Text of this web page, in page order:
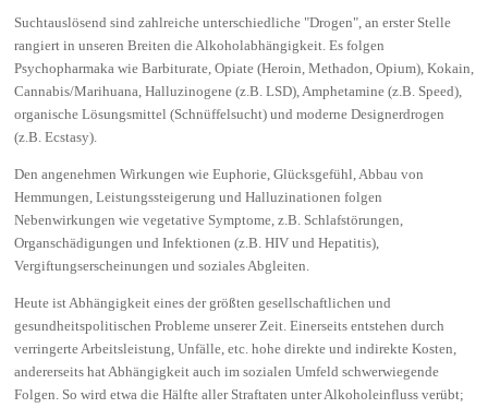
Suchtauslösend sind zahlreiche unterschiedliche "Drogen", an erster Stelle
rangiert in unseren Breiten die Alkoholabhängigkeit. Es folgen
Psychopharmaka wie Barbiturate, Opiate (Heroin, Methadon, Opium), Kokain,
Cannabis/Marihuana, Halluzinogene (z.B. LSD), Amphetamine (z.B. Speed),
organische Lösungsmittel (Schnüffelsucht) und moderne Designerdrogen
(z.B. Ecstasy).
Den angenehmen Wirkungen wie Euphorie, Glücksgefühl, Abbau von
Hemmungen, Leistungssteigerung und Halluzinationen folgen
Nebenwirkungen wie vegetative Symptome, z.B. Schlafstörungen,
Organschädigungen und Infektionen (z.B. HIV und Hepatitis),
Vergiftungserscheinungen und soziales Abgleiten.
Heute ist Abhängigkeit eines der größten gesellschaftlichen und
gesundheitspolitischen Probleme unserer Zeit. Einerseits entstehen durch
verringerte Arbeitsleistung, Unfälle, etc. hohe direkte und indirekte Kosten,
andererseits hat Abhängigkeit auch im sozialen Umfeld schwerwiegende
Folgen. So wird etwa die Hälfte aller Straftaten unter Alkoholeinfluss verübt;